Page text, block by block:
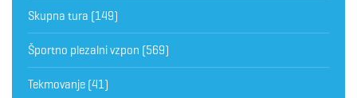
Skupna tura (149)
Športno plezalni vzpon (569)
Tekmovanje (41)